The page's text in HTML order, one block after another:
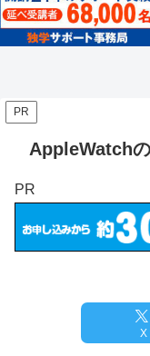
PR
AppleWatch
PR
X